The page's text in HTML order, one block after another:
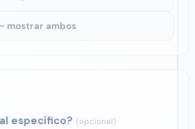
mostrar ambos
específico? (opcional)